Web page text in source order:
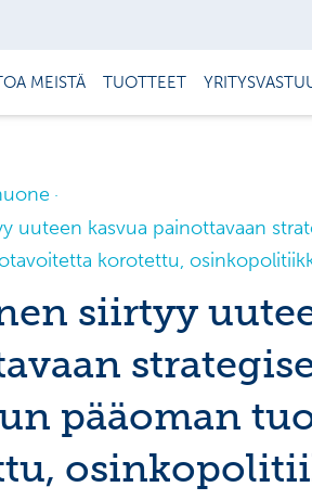
MEISTÄ TUOTTEET
uuteen kasvua painottavaan
korotettu,
siirtyy
pääoman